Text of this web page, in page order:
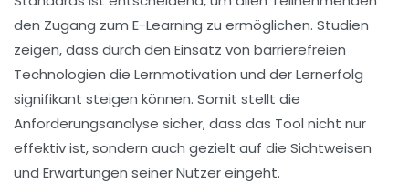
den Zugang zum E-Learning zu ermöglichen. Studien
zeigen, dass durch den Einsatz von barrierefreien
Technologien die Lernmotivation und der Lernerfolg
signifikant steigen können. Somit stellt die
Anforderungsanalyse sicher, dass das Tool nicht nur
effektiv ist, sondern auch gezielt auf die Sichtweisen
und Erwartungen seiner Nutzer eingeht.